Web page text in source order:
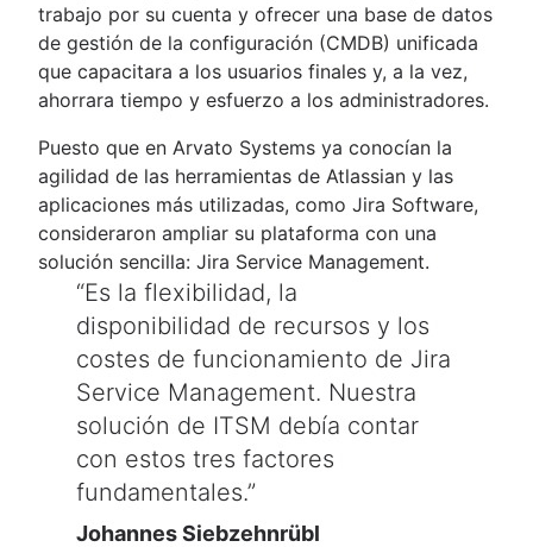
trabajo por su cuenta y ofrecer una base de datos
de gestión de la configuración (CMDB) unificada
que capacitara a los usuarios finales y, a la vez,
ahorrara tiempo y esfuerzo a los administradores.
Puesto que en Arvato Systems ya conocían la
agilidad de las herramientas de Atlassian y las
aplicaciones más utilizadas, como Jira Software,
consideraron ampliar su plataforma con una
solución sencilla: Jira Service Management.
Es la flexibilidad, la
disponibilidad de recursos y los
costes de funcionamiento de Jira
Service Management. Nuestra
solución de ITSM debía contar
con estos tres factores
fundamentales.
Johannes Siebzehnrübl